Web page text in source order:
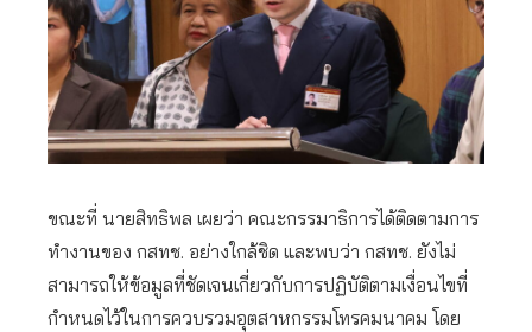
ขณะที่ นายสิทธิพล เผยว่า คณะกรรมาธิการได้ติดตามการ
ทำงานของ กสทช. อย่างใกล้ชิด และพบว่า กสทช. ยังไม่
สามารถให้ข้อมูลที่ชัดเจนเกี่ยวกับการปฏิบัติตามเงื่อนไขที่
กำหนดไว้ในการควบรวมอุตสาหกรรมโทรคมนาคม โดย